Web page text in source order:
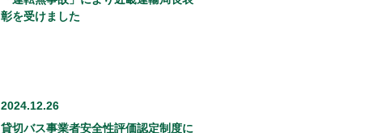
彰を受けました
2024.12.26
貸切バス事業者安全性評価認定制度に